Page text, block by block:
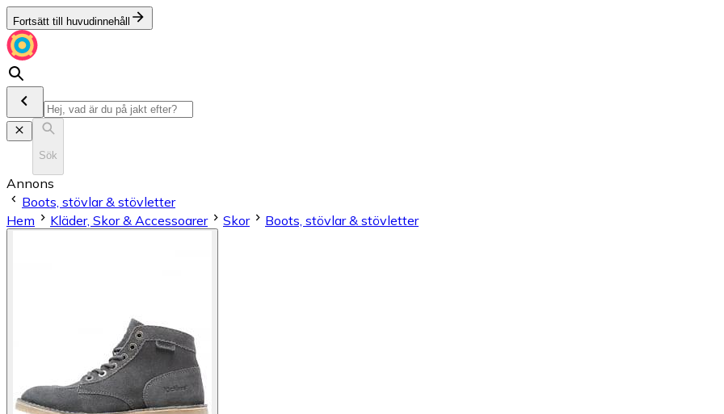
Fortsätt till huvudinnehåll
Sök
Annons
Boots, stövlar & stövletter
Hem
Kläder, Skor & Accessoarer Skor Boots, stövlar & stövletter